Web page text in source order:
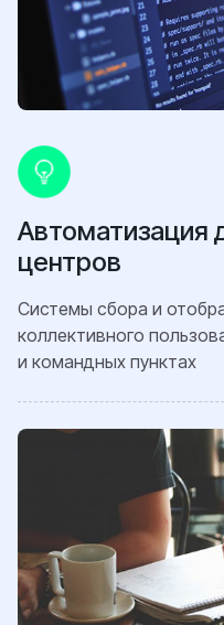
Автоматизация
центров
Системы сбора и
коллективного
и командных пунктах